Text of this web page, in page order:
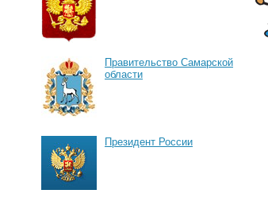
Правительство Самарской
области
Президент России